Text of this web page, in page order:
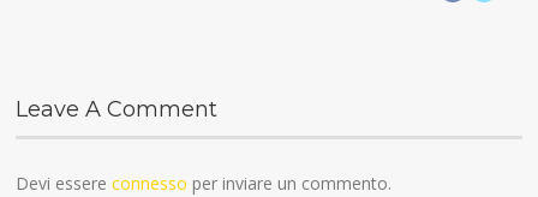
Leave A Comment
Devi essereconnesso per inviare un commento.